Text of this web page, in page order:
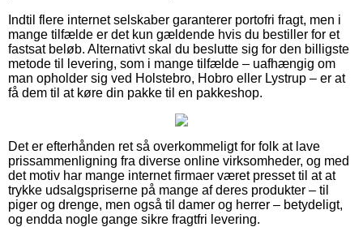
Indtil flere internet selskaber garanterer portofri fragt, men i
mange tilfælde er det kun gældende hvis du bestiller for et
fastsat beløb. Alternativt skal du beslutte sig for den billigste
metode til levering, som i mange tilfælde – uafhængig om
man opholder sig ved Holstebro, Hobro eller Lystrup – er at
få dem til at køre din pakke til en pakkeshop.
Det er efterhånden ret så overkommeligt for folk at lave
prissammenligning fra diverse online virksomheder, og med
det motiv har mange internet firmaer været presset til at at
trykke udsalgspriserne på mange af deres produkter – til
piger og drenge, men også til damer og herrer – betydeligt,
og endda nogle gange sikre fragtfri levering.